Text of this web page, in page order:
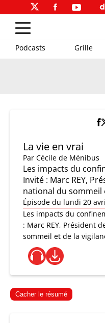
Podcasts Grille
La vie en vrai
Par Cécile de Ménibus
Les impacts du
Invité : Marc REY,
national du sommeil
Épisode du lundi 20
Les impacts du
: Marc REY, Président
sommeil et de la
Cacher le résumé